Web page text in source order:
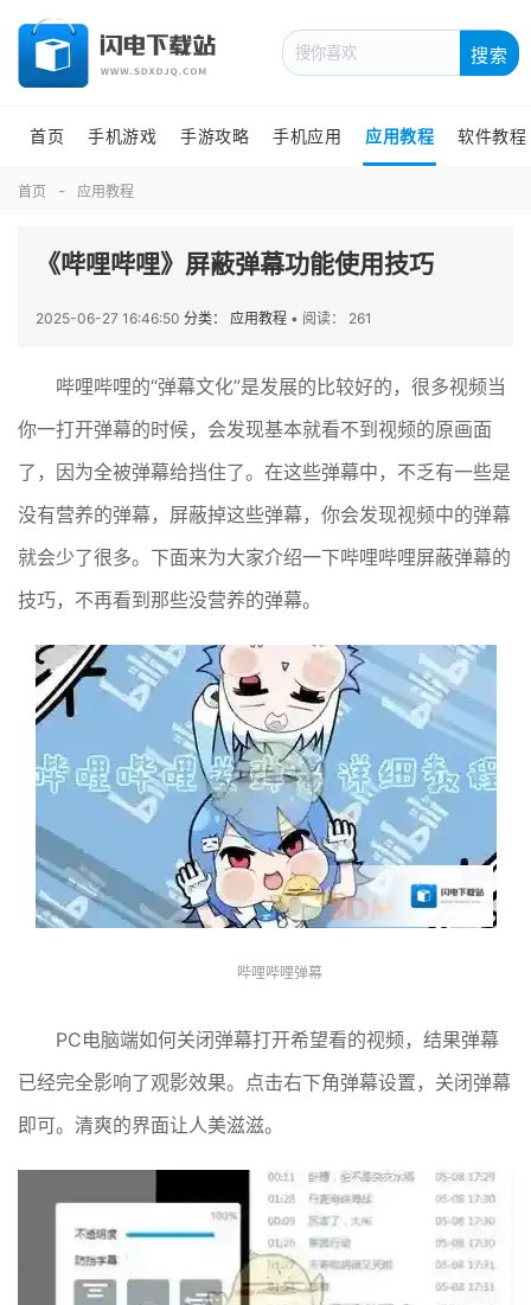
搜索
首页 手机游戏 手游攻略 手机应用 应用教程 软件教程
首页 应用教程
《哔哩哔哩》屏蔽弹幕功能使用技巧
2025-06-27 16:46:50 分类： 应用教程 • 阅读： 261
哔哩哔哩的“弹幕文化”是发展的比较好的，很多视频当
你一打开弹幕的时候，会发现基本就看不到视频的原画面
了，因为全被弹幕给挡住了。在这些弹幕中，不乏有一些是
没有营养的弹幕，屏蔽掉这些弹幕，你会发现视频中的弹幕
就会少了很多。下面来为大家介绍一下哔哩哔哩屏蔽弹幕的
技巧，不再看到那些没营养的弹幕。
哔哩哔哩弹幕
PC电脑端如何关闭弹幕打开希望看的视频，结果弹幕
已经完全影响了观影效果。点击右下角弹幕设置，关闭弹幕
即可。清爽的界面让人美滋滋。